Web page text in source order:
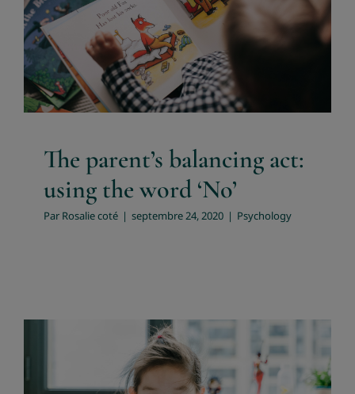
using the word ‘No’
Psychology
The parent’s balancing act:
using the word ‘No’
Par Rosalie coté | septembre 24, 2020 | Psychology